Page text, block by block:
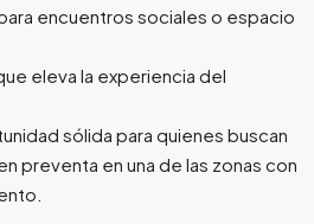
encuentros sociales o espacio
eleva la experiencia del
sólida para quienes buscan
preventa en una de las zonas con